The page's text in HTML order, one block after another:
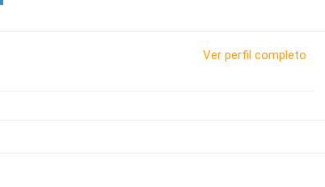
Ver perfil completo